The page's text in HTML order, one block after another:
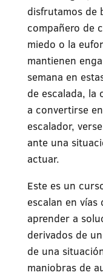
disfrutamos de
compañero de
miedo o la
mantienen
semana en
de escalada, la
a convertirse
escalador,
ante una
actuar.
Este es un
escalan en
aprender a
derivados de
de una
maniobras de